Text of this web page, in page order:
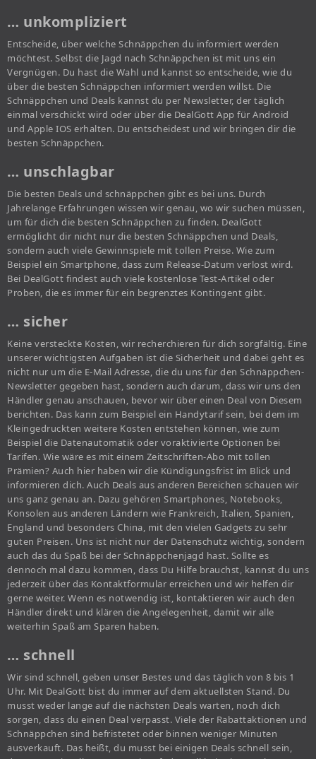
… unkompliziert
Entscheide, über welche Schnäppchen du informiert werden
möchtest. Selbst die Jagd nach Schnäppchen ist mit uns ein
Vergnügen. Du hast die Wahl und kannst so entscheide, wie du
über die besten Schnäppchen informiert werden willst. Die
Schnäppchen und Deals kannst du per Newsletter, der täglich
einmal verschickt wird oder über die DealGott App für Android
und Apple IOS erhalten. Du entscheidest und wir bringen dir die
besten Schnäppchen.
… unschlagbar
Die besten Deals und schnäppchen gibt es bei uns. Durch
Jahrelange Erfahrungen wissen wir genau, wo wir suchen müssen,
um für dich die besten Schnäppchen zu finden. DealGott
ermöglicht dir nicht nur die besten Schnäppchen und Deals,
sondern auch viele Gewinnspiele mit tollen Preise. Wie zum
Beispiel ein Smartphone, dass zum Release-Datum verlost wird.
Bei DealGott findest auch viele kostenlose Test-Artikel oder
Proben, die es immer für ein begrenztes Kontingent gibt.
… sicher
Keine versteckte Kosten, wir recherchieren für dich sorgfältig. Eine
unserer wichtigsten Aufgaben ist die Sicherheit und dabei geht es
nicht nur um die E-Mail Adresse, die du uns für den Schnäppchen-
Newsletter gegeben hast, sondern auch darum, dass wir uns den
Händler genau anschauen, bevor wir über einen Deal von Diesem
berichten. Das kann zum Beispiel ein Handytarif sein, bei dem im
Kleingedruckten weitere Kosten entstehen können, wie zum
Beispiel die Datenautomatik oder voraktivierte Optionen bei
Tarifen. Wie wäre es mit einem Zeitschriften-Abo mit tollen
Prämien? Auch hier haben wir die Kündigungsfrist im Blick und
informieren dich. Auch Deals aus anderen Bereichen schauen wir
uns ganz genau an. Dazu gehören Smartphones, Notebooks,
Konsolen aus anderen Ländern wie Frankreich, Italien, Spanien,
England und besonders China, mit den vielen Gadgets zu sehr
guten Preisen. Uns ist nicht nur der Datenschutz wichtig, sondern
auch das du Spaß bei der Schnäppchenjagd hast. Sollte es
dennoch mal dazu kommen, dass Du Hilfe brauchst, kannst du uns
jederzeit über das Kontaktformular erreichen und wir helfen dir
gerne weiter. Wenn es notwendig ist, kontaktieren wir auch den
Händler direkt und klären die Angelegenheit, damit wir alle
weiterhin Spaß am Sparen haben.
… schnell
Wir sind schnell, geben unser Bestes und das täglich von 8 bis 1
Uhr. Mit DealGott bist du immer auf dem aktuellsten Stand. Du
musst weder lange auf die nächsten Deals warten, noch dich
sorgen, dass du einen Deal verpasst. Viele der Rabattaktionen und
Schnäppchen sind befristetet oder binnen weniger Minuten
ausverkauft. Das heißt, du musst bei einigen Deals schnell sein,